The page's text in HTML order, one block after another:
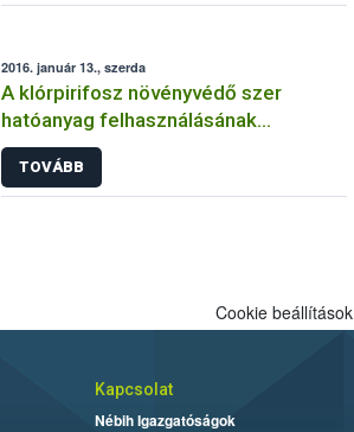
2016. január 13., szerda
A klórpirifosz növényvédő szer
hatóanyag felhasználásának
korlátozása
TOVÁBB
Cookie beállítások
Kapcsolat
Nébih Igazgatóságok